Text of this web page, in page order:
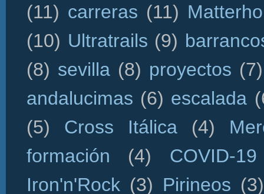
(11) carreras (11)
(10) Ultratrails (9)
(8) sevilla (8) proyectos (7)
andalucimas (6) escalada
(5)
Cross Itálica (4)
formación
(4)
COVID-19
Iron'n'Rock (3) Pirineos (3)